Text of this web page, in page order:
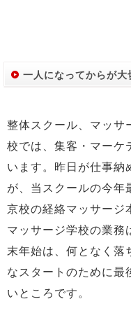
一人になってからが大
整体スクール、マッサ
校では、集客・マーケ
います。昨日が仕事納
が、当スクールの今年
京校の経絡マッサージ
マッサージ学校の業務
末年始は、何となく落
なスタートのために最
いところです。